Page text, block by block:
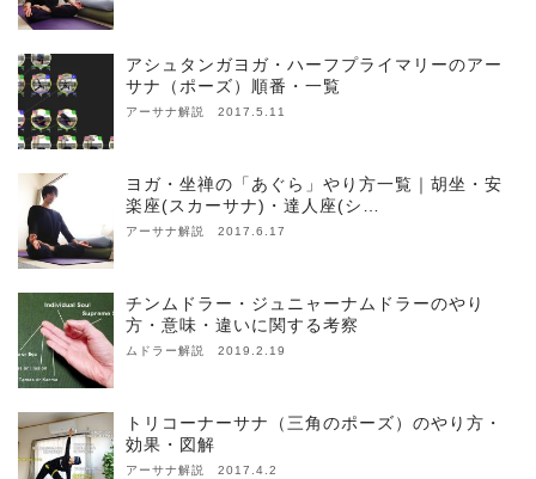
アシュタンガヨガ・ハーフプライマリーのアー
サナ（ポーズ）順番・一覧
アーサナ解説 2017.5.11
ヨガ・坐禅の「あぐら」やり方一覧｜胡坐・安
楽座(スカーサナ)・達人座(シ…
アーサナ解説 2017.6.17
チンムドラー・ジュニャーナムドラーのやり
方・意味・違いに関する考察
ムドラー解説 2019.2.19
トリコーナーサナ（三角のポーズ）のやり方・
効果・図解
アーサナ解説 2017.4.2